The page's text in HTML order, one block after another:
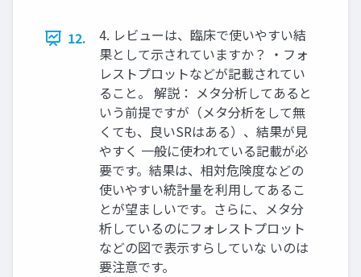
12.
4. レビューは、臨床で使いやすい結
果として示されていますか？ ・フォ
レストプロットなどが記載されてい
ること。 解説： メタ分析してあると
いう前提ですが（メタ分析をして無
くても、良いSRはある）、結果が見
やすく 一般に使われている記載が必
要です。結果は、相対危険度などの
使いやすい統計量を利用してあるこ
とが望ましいです。さらに、メタ分
析しているのにフォレストプロット
などの図で表示すらしていな いのは
要注意です。